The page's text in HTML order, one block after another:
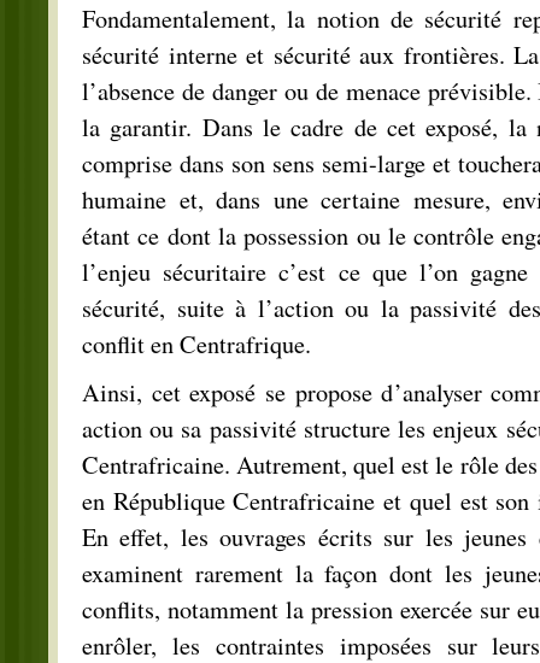
Fondamentalement, la notion de sécurité
sécurité interne et sécurité aux frontières.
l’absence de danger ou de menace
la garantir. Dans le cadre de cet exposé, la
comprise dans son sens semi-large et
humaine et, dans une certaine mesure,
étant ce dont la possession ou le contrôle
l’enjeu sécuritaire c’est ce que l’on
sécurité, suite à l’action ou la passivité
conflit en Centrafrique.
Ainsi, cet exposé se propose d’analyser
action ou sa passivité structure les enjeux
Centrafricaine. Autrement, quel est le rôle
en République Centrafricaine et quel est
En effet, les ouvrages écrits sur les
examinent rarement la façon dont les
conflits, notamment la pression exercée sur
enrôler, les contraintes imposées sur